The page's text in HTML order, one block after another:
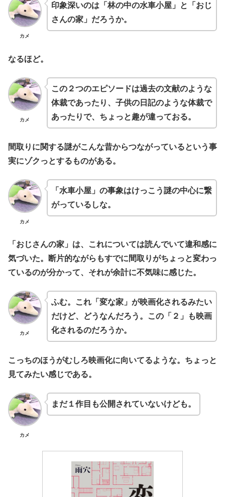
カメ
印象深いのは「林の中の水車小屋」と「おじ
さんの家」だろうか。
なるほど。
カメ
この２つのエピソードは過去の文献のような
体裁であったり、子供の日記のような体裁で
あったりで、ちょっと趣が違っておる。
間取りに関する謎がこんな昔からつながっているという事
実にゾクっとするものがある。
カメ
「水車小屋」の事象はけっこう謎の中心に繋
がっているしな。
「おじさんの家」は、これについては読んでいて違和感に
気づいた。断片的ながらもすでに間取りがちょっと変わっ
ているのが分かって、それが余計に不気味に感じた。
カメ
ふむ。これ「変な家」が映画化されるみたい
だけど、どうなんだろう。この「２」も映画
化されるのだろうか。
こっちのほうがむしろ映画化に向いてるような。ちょっと
見てみたい感じである。
カメ
まだ１作目も公開されていないけども。